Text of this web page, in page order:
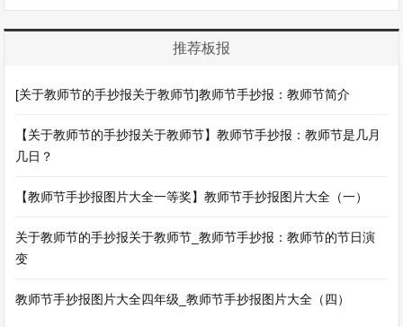
推荐板报
[关于教师节的手抄报关于教师节]教师节手抄报：教师节简介
【关于教师节的手抄报关于教师节】教师节手抄报：教师节是几月
几日？
【教师节手抄报图片大全一等奖】教师节手抄报图片大全（一）
关于教师节的手抄报关于教师节_教师节手抄报：教师节的节日演
变
教师节手抄报图片大全四年级_教师节手抄报图片大全（四）